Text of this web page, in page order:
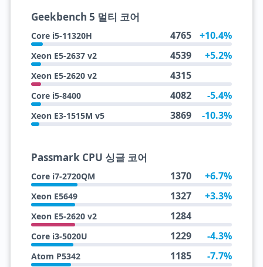
Geekbench 5 멀티 코어
Core i5-11320H 4765 +10.4%
Xeon E5-2637 v2 4539 +5.2%
Xeon E5-2620 v2 4315
Core i5-8400 4082 -5.4%
Xeon E3-1515M v5 3869 -10.3%
Passmark CPU 싱글 코어
Core i7-2720QM 1370 +6.7%
Xeon E5649 1327 +3.3%
Xeon E5-2620 v2 1284
Core i3-5020U 1229 -4.3%
Atom P5342 1185 -7.7%